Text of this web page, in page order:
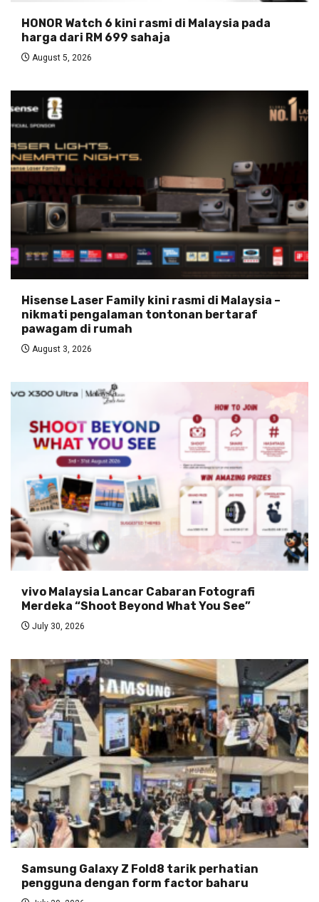
HONOR Watch 6 kini rasmi di Malaysia pada
harga dari RM 699 sahaja
August 5, 2026
Hisense Laser Family kini rasmi di Malaysia –
nikmati pengalaman tontonan bertaraf
pawagam di rumah
August 3, 2026
vivo Malaysia Lancar Cabaran Fotografi
Merdeka “Shoot Beyond What You See”
July 30, 2026
Samsung Galaxy Z Fold8 tarik perhatian
pengguna dengan form factor baharu